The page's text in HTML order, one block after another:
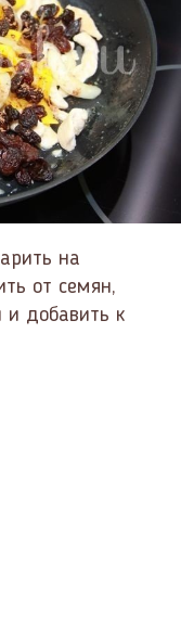
на
от семян,
и добавить к